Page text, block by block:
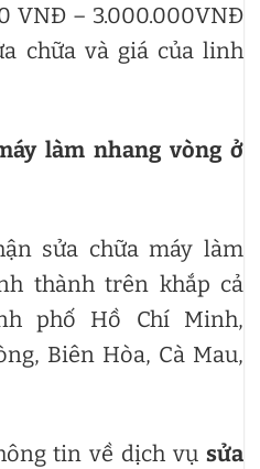
VNĐ – 3.000.000VNĐ
chữa và giá của linh
làm nhang vòng ở
sửa chữa máy làm
thành trên khắp cả
phố Hồ Chí Minh,
Biên Hòa, Cà Mau,
tin về dịch vụ sửa